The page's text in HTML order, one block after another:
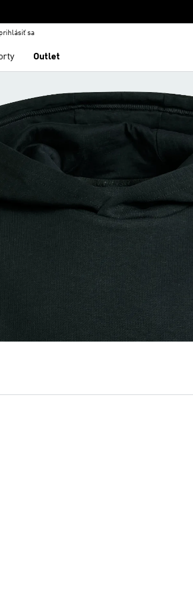
prihlásiť sa
Outlet